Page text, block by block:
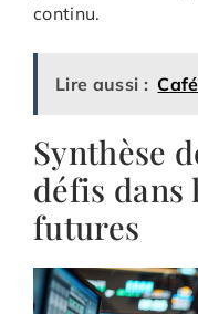
continu.
Lire aussi :
Synthèse
défis dans
futures